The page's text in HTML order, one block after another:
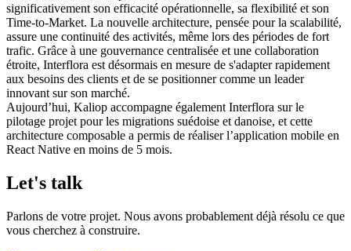
significativement son efficacité opérationnelle, sa flexibilité et son
Time-to-Market. La nouvelle architecture, pensée pour la scalabilité,
assure une continuité des activités, même lors des périodes de fort
trafic. Grâce à une gouvernance centralisée et une collaboration
étroite, Interflora est désormais en mesure de s'adapter rapidement
aux besoins des clients et de se positionner comme un leader
innovant sur son marché.
Aujourd’hui, Kaliop accompagne également Interflora sur le
pilotage projet pour les migrations suédoise et danoise, et cette
architecture composable a permis de réaliser l’application mobile en
React Native en moins de 5 mois.
Let's talk
Parlons de votre projet. Nous avons probablement déjà résolu ce que
vous cherchez à construire.